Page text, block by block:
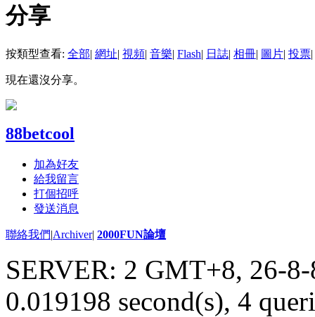
分享
按類型查看: 全部| 網址| 視頻| 音樂| Flash| 日誌| 相冊| 圖片| 投票|
現在還沒分享。
88betcool
加為好友
給我留言
打個招呼
發送消息
聯絡我們|Archiver| 2000FUN論壇
SERVER: 2 GMT+8, 26-
0.019198 second(s), 4